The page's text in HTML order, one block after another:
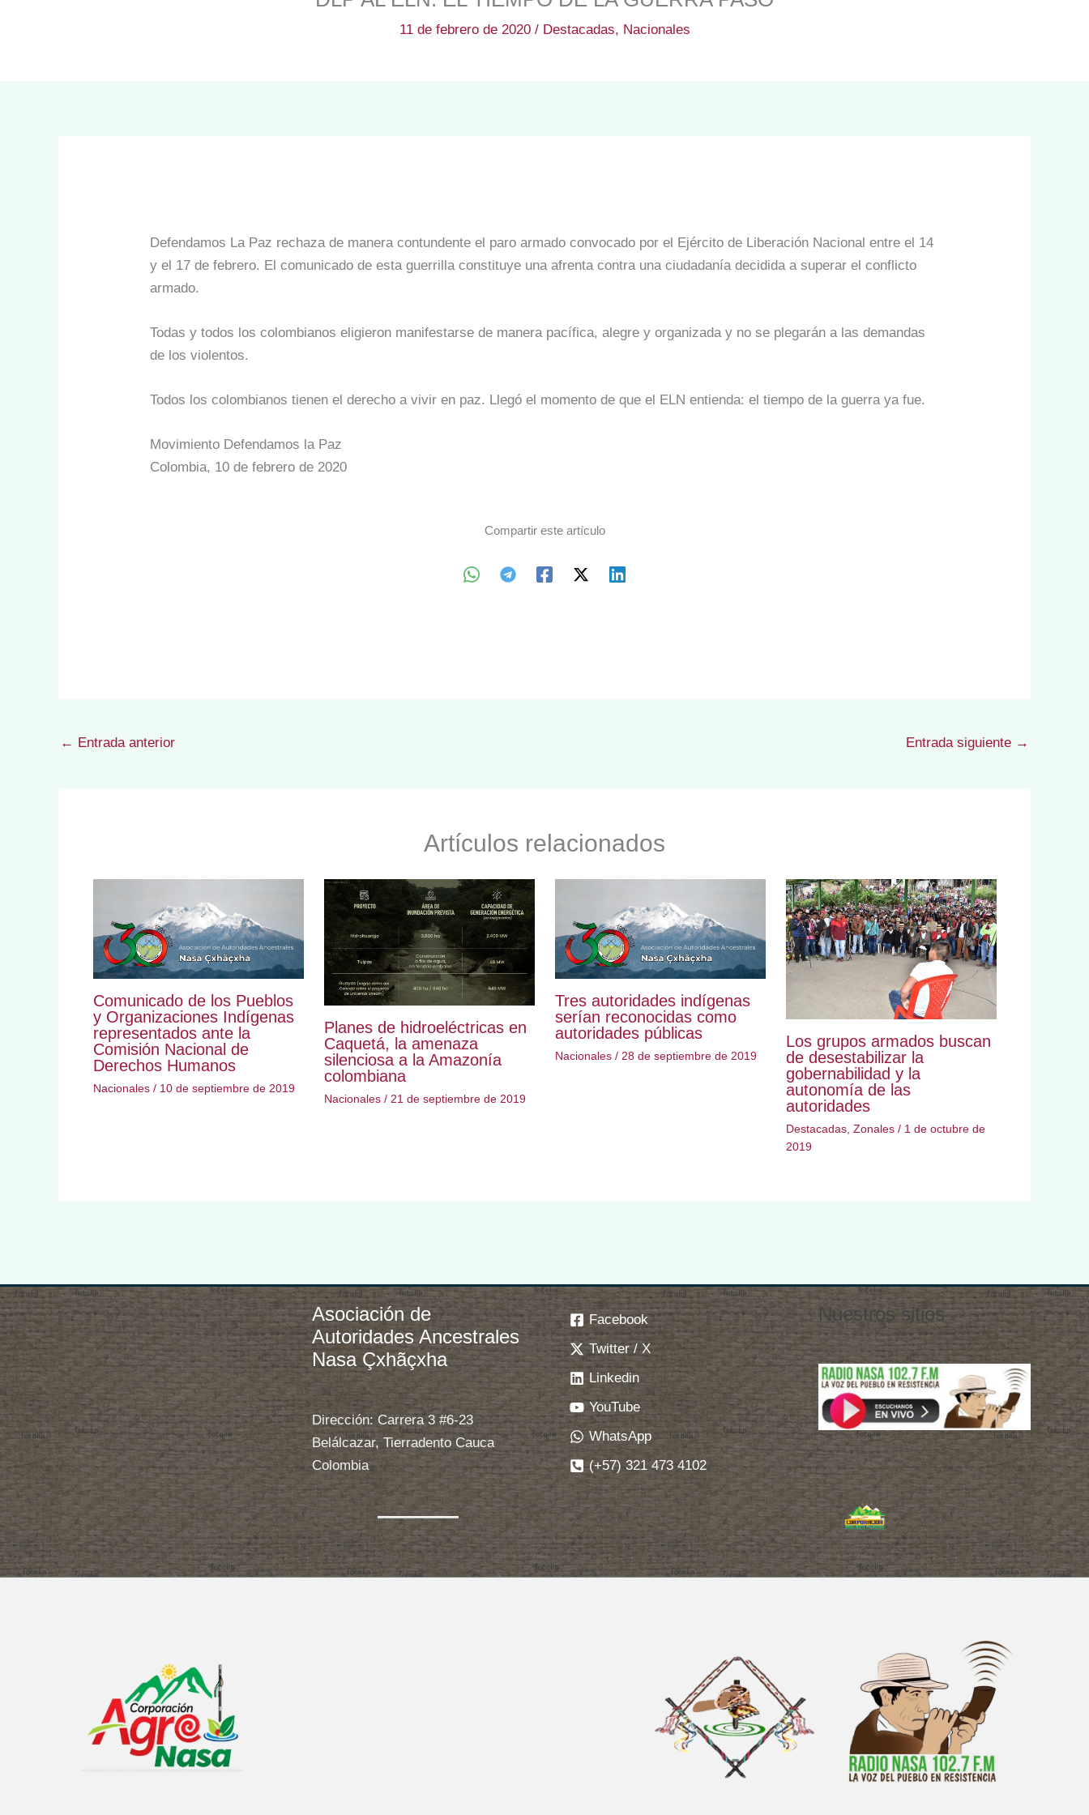
11 de febrero de 2020 / Destacadas, Nacionales
Defendamos La Paz rechaza de manera contundente el paro armado convocado por el Ejército de Liberación Nacional entre el 14
y el 17 de febrero. El comunicado de esta guerrilla constituye una afrenta contra una ciudadanía decidida a superar el conflicto
armado.
Todas y todos los colombianos eligieron manifestarse de manera pacífica, alegre y organizada y no se plegarán a las demandas
de los violentos.
Todos los colombianos tienen el derecho a vivir en paz. Llegó el momento de que el ELN entienda: el tiempo de la guerra ya fue.
Movimiento Defendamos la Paz
Colombia, 10 de febrero de 2020
Compartir este artículo
← Entrada anterior Entrada siguiente →
Artículos relacionados
Comunicado de los Pueblos
y Organizaciones Indígenas
representados ante la
Comisión Nacional de
Derechos Humanos
Nacionales/ 10 de septiembre de 2019
Planes de hidroeléctricas en
Caquetá, la amenaza
silenciosa a la Amazonía
colombiana
Nacionales/ 21 de septiembre de 2019
Tres autoridades indígenas
serían reconocidas como
autoridades públicas
Nacionales/ 28 de septiembre de 2019
Los grupos armados buscan
de desestabilizar la
gobernabilidad y la
autonomía de las
autoridades
Destacadas, Zonales/ 1 de octubre de
2019
Asociación de
Autoridades Ancestrales
Nasa Çxhãçxha
Dirección: Carrera 3 #6-23
Belálcazar, Tierradento Cauca
Colombia
Facebook
Twitter / X
Linkedin
YouTube
WhatsApp
(+57) 321 473 4102
Nuestros sitios